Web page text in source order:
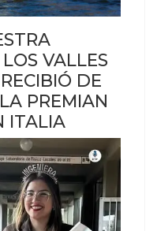
VALLES
DE
PREMIAN
ITALIA